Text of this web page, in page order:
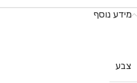
מידע נוסף
צבע